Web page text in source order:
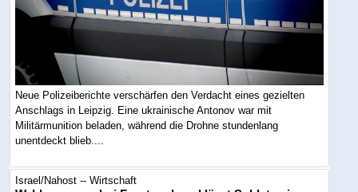
Neue Polizeiberichte verschärfen den Verdacht eines gezielten
Anschlags in Leipzig. Eine ukrainische Antonov war mit
Militärmunition beladen, während die Drohne stundenlang
unentdeckt blieb....
Israel/Nahost -- Wirtschaft